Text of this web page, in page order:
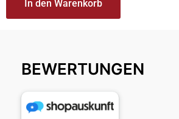
In den Warenkorb
BEWERTUNGEN